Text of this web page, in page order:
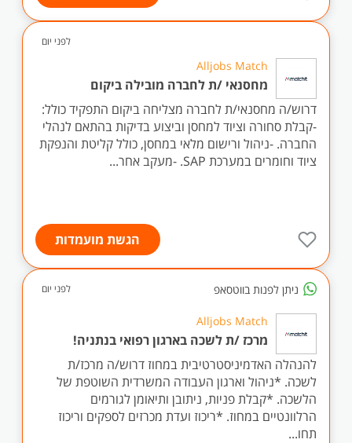
לפני יום
Alljobs Match
מחסנאי /ת לחברה מובילה ביקום
דרוש/ה מחסנאי/ת לחברה מצליחה ביקום התפקיד כולל:
-קבלת סחורה וציוד למחסן וביצוע בדיקות בהתאם לנהלי
החברה. -ניהול ורישום מלאי במחסן, כולל קליטת והנפקת
ציוד וחומרים במערכת SAP. -מעקב אחר...
הגשת מועמדות
ניתן לפנות בווטסאפ לפני יום
Alljobs Match
מרכז /ת לשכה בארגון רפואי בנתניה!
להנהלה האדמיניסטרטיבית במחוז דרוש/ה מרכז/ת
לשכה. *ניהול וארגון העבודה המשרדית השוטפת של
הלשכה. *קבלת פניות, ניתובן ותיאומן לגורמים
הרלוונטיים במחוז. *ריכוז ועדת מכרזים לספקים וריכוז
תחו...